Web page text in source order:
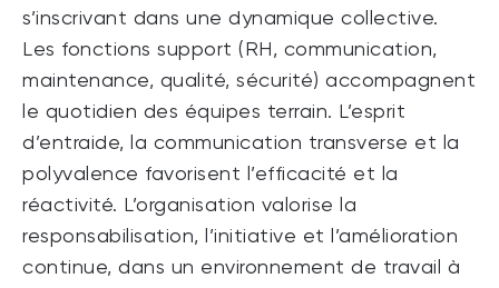
s’inscrivant dans une dynamique collective.
Les fonctions support (RH, communication,
maintenance, qualité, sécurité) accompagnent
le quotidien des équipes terrain. L’esprit
d’entraide, la communication transverse et la
polyvalence favorisent l’efficacité et la
réactivité. L’organisation valorise la
responsabilisation, l’initiative et l’amélioration
continue, dans un environnement de travail à